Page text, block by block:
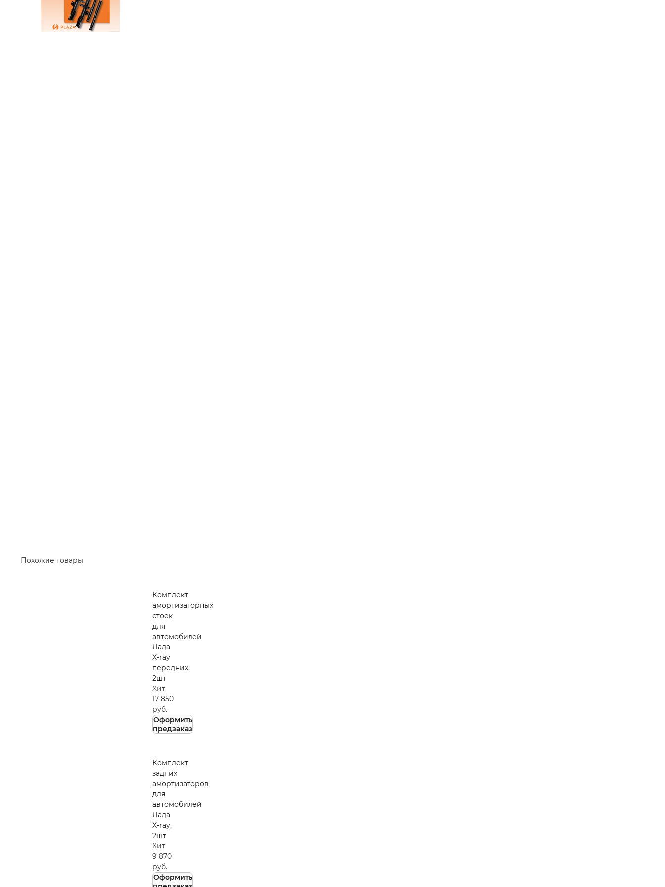
Похожие товары
Комплект
амортизаторных
стоек
для
автомобилей
Лада
X-ray
передних,
2шт
Хит
17 850
руб.
Оформить
предзаказ
Комплект
задних
амортизаторов
для
автомобилей
Лада
X-ray,
2шт
Хит
9 870
руб.
Оформить